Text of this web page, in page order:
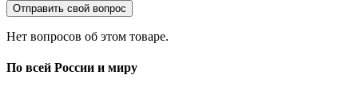
Отправить свой вопрос
Нет вопросов об этом товаре.
По всей России и миру